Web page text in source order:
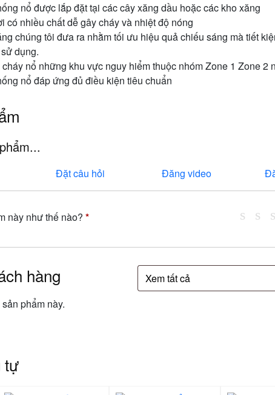
nổ được lắp đặt tại các cây xăng dầu hoặc các kho xăng
có nhiều chất dễ gây cháy và nhiệt độ nóng
chúng tôi đưa ra nhằm tối ưu hiệu quả chiếu sáng mà tiết
dụng.
nổ những khu vực nguy hiểm thuộc nhóm Zone 1 Zone 2
nổ đáp ứng đủ điều kiện tiêu chuẩn
Đặt câu hỏi Đăng video
này như thế nào? *
hàng
phẩm này.
tự